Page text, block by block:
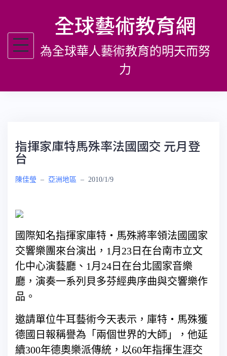
主
全球藝術教育網
為全球華人藝術教育的明天而努
力
指揮家庫特馬殊率法國國交 元月登
台
陳佳瑩 – 亞洲地區 – 2010/1/9
國際知名指揮家庫特‧馬殊將率領法國國家
交響樂團來台演出，1月23日在台南市立文
化中心演藝廳、1月24日在台北國家音樂
廳，演奏一系列貝多芬經典序曲與交響樂作
品。
邀請單位牛耳藝術今天表示，庫特‧馬殊獲
德國日報稱譽為「兩個世界的大師」，他延
續300年德奧樂派傳統，以60年指揮生涯交